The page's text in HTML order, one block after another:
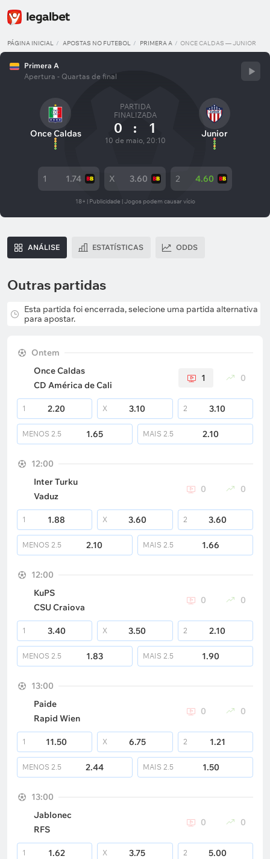
PÁGINA INICIAL APOSTAS NO FUTEBOL PRIMERA A ONCE CALDAS — JUNIOR
Primera A
Apertura - Quartas de final
Once Caldas
PARTIDA
FINALIZADA
0 : 1
10 de maio, 20:10
Junior
1 1.74 X 3.60 2 4.60
18+ | Publicidade | Jogos podem causar vício
ANÁLISE ESTATÍSTICAS ODDS
Outras partidas
Esta partida foi encerrada, selecione uma partida alternativa
para apostar.
Ontem
Once Caldas
CD América de Cali
1 0
1 2.20 X 3.10 2 3.10
MENOS 2.5 1.65 MAIS 2.5 2.10
12:00
Inter Turku
Vaduz
0 0
1 1.88 X 3.60 2 3.60
MENOS 2.5 2.10 MAIS 2.5 1.66
12:00
KuPS
CSU Craiova
0 0
1 3.40 X 3.50 2 2.10
MENOS 2.5 1.83 MAIS 2.5 1.90
13:00
Paide
Rapid Wien
0 0
1 11.50 X 6.75 2 1.21
MENOS 2.5 2.44 MAIS 2.5 1.50
13:00
Jablonec
RFS
0 0
1 1.62 X 3.75 2 5.00